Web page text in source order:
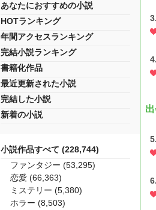
3.
4.
5.
6.
あなたにおすすめの小説
HOTランキング
年間アクセスランキング
完結小説ランキング
書籍化作品
最近更新された小説
完結した小説
新着の小説
小説作品すべて (228,744)
ファンタジー (53,295)
恋愛 (66,363)
ミステリー (5,380)
ホラー (8,503)